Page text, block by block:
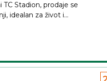
Stadion, prodaje se
idealan za život i...